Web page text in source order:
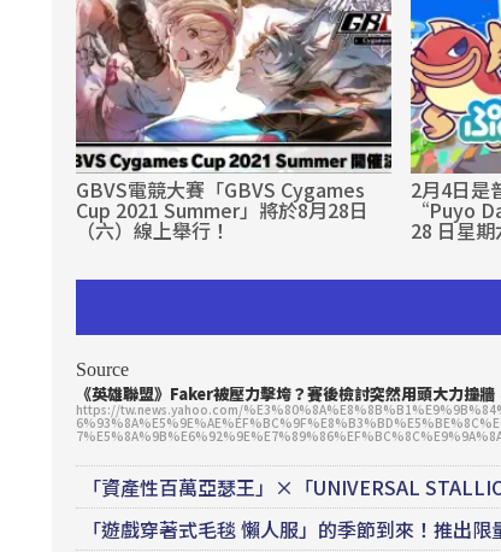
GBVS電競大賽「GBVS Cygames
Cup 2021 Summer」將於8月28日
（六）線上舉行！
2月4日是
“Puyo
28 日星期
Source
《英雄聯盟》Faker被壓力擊垮？賽後檢討突然用頭大力撞
https://tw.news.yahoo.com/
「資產性百萬亞瑟王」×「UNIVERSAL
「遊戲穿著式毛毯 懶人服」的季節到來！推出限